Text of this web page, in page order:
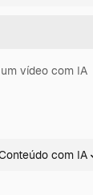
vídeo com IA
com IA